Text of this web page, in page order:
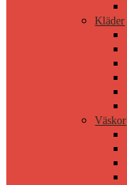
Kläder
Väskor